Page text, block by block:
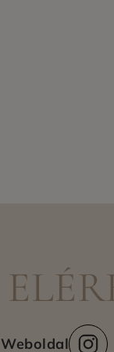
Weboldal